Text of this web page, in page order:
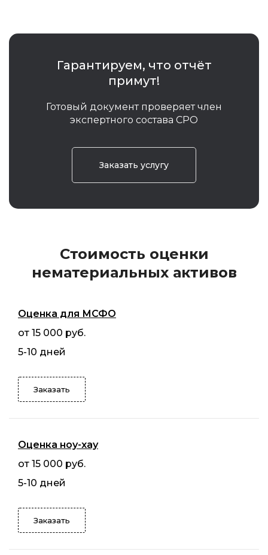
Гарантируем, что отчёт
примут!
Готовый документ проверяет член
экспертного состава СРО
Заказать услугу
Стоимость оценки
нематериальных активов
Оценка для МСФО
от 15 000 руб.
5-10 дней
Заказать
Оценка ноу-хау
от 15 000 руб.
5-10 дней
Заказать